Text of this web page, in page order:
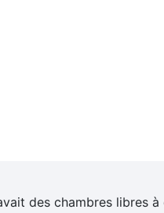
des chambres libres à